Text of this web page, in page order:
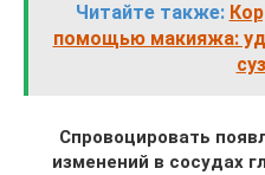
Читайте также:
помощью макияжа:
Спровоцировать
изменений в сосудах